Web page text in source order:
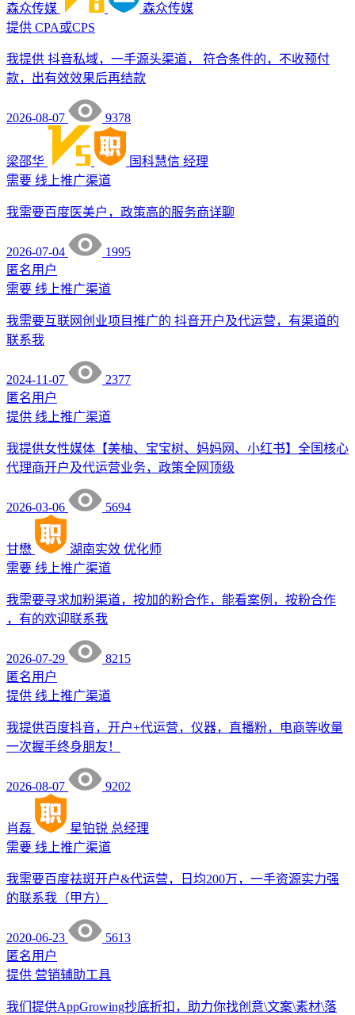
森众传媒
森众传媒
提供 CPA或CPS
我提供 抖音私域，一手源头渠道， 符合条件的，不收预付
款，出有效效果后再结款
2026-08-07 9378
梁邵华 国科慧信 经理
需要 线上推广渠道
我需要百度医美户，政策高的服务商详聊
2026-07-04
1995
匿名用户
需要 线上推广渠道
我需要互联网创业项目推广的 抖音开户及代运营，有渠道的
联系我
2024-11-07
2377
匿名用户
提供 线上推广渠道
我提供女性媒体【美柚、宝宝树、妈妈网、小红书】全国核心
代理商开户及代运营业务，政策全网顶级
2026-03-06 5694
甘懋 湖南实效 优化师
需要 线上推广渠道
我需要寻求加粉渠道，按加的粉合作，能看案例，按粉合作
，有的欢迎联系我
2026-07-29
8215
匿名用户
提供 线上推广渠道
我提供百度抖音，开户+代运营，仪器，直播粉，电商等收量
一次握手终身朋友！
2026-08-07 9202
肖磊 星铂锐 总经理
需要 线上推广渠道
我需要百度祛斑开户&代运营，日均200万，一手资源实力强
的联系我（甲方）
2020-06-23
5613
匿名用户
提供 营销辅助工具
我们提供AppGrowing抄底折扣，助力你找创意\文案\素材\落